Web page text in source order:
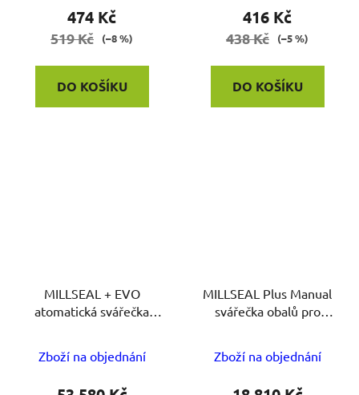
474 Kč
519 Kč (–8 %)
DO KOŠÍKU
416 Kč
438 Kč (–5 %)
DO KOŠÍKU
MILLSEAL + EVO
atomatická svářečka
Zboží na objednání
MILLSEAL Plus Manual
svářečka obalů pro
Zboží na objednání